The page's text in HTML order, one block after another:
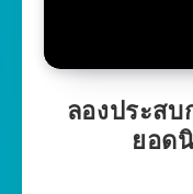
ลองประส
ยอด